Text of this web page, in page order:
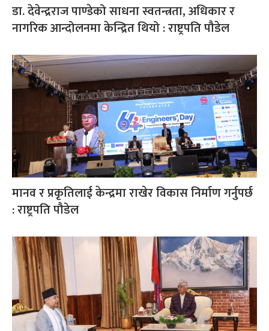
डा. देवेन्द्रराज पाण्डेको साधना स्वतन्त्रता, अधिकार र
नागरिक आन्दोलनमा केन्द्रित थियो : राष्ट्रपति पौडेल
मानव र प्रकृतिलाई केन्द्रमा राखेर विकास निर्माण गर्नुपर्छ
: राष्ट्रपति पौडेल